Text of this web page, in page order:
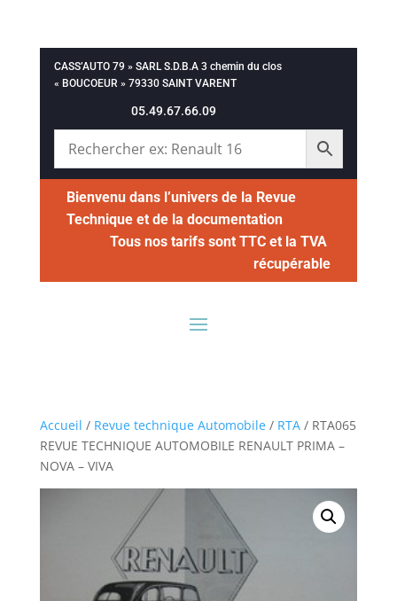
CASS’AUTO 79 » SARL S.D.B.A 3 chemin du clos
« BOUCOEUR » 79330 SAINT VARENT
05.49.67.66.09
Bienvenu dans l’univers de la Revue
Technique et de la documentation
Tous nos tarifs sont TTC et la TVA
récupérable
Accueil / Revue technique Automobile/ RTA/ RTA065
REVUE TECHNIQUE AUTOMOBILE RENAULT PRIMA –
NOVA – VIVA